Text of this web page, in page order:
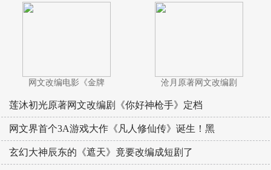
网文改编电影《金牌 沧月原著网文改编剧
莲沐初光原著网文改编剧《你好神枪手》定档
网文界首个3A游戏大作《凡人修仙传》诞生！黑
玄幻大神辰东的《遮天》竟要改编成短剧了